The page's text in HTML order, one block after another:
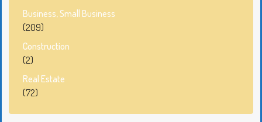
Business, Small Business
(209)
Construction
(2)
Real Estate
(72)